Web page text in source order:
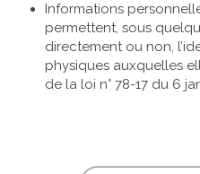
Informations
permettent, sous
directement ou non,
physiques auxquelles
de la loi n° 78-17 du 6